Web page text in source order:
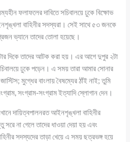
ফলাফলের দাবিতে সচিবালয়ে ঢুকে বিক্ষোভ
বাহিনীর সদস্যরা। সেই সাথে ৫৩ জনকে
ভ্যানে তাদের তোলা হয়েছে।
দিকে তাদের আটক করা হয়। এর আগে দুপুর ২টা
ঢুকে পড়েন। এ সময় তারা আমার সোনার
মুগ্ধের বাংলায় বৈষম্যের ঠাঁই নাই; তুমি
সংগ্রাম-সংগ্রাম ইত্যাদি স্লোগান দেন।
দায়িত্বপালনরত আইনশৃঙ্খলা বাহিনীর
না গেলে তাদের ধাওয়া দেয়া হয় এবং
সদস্যদের তাড়া খেয়ে এ সময় ছত্রভঙ্গ হয়ে